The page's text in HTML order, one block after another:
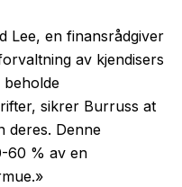
Lee, en finansrådgiver
av kjendisers
sikrer Burruss at
deres. Denne
60 % av en